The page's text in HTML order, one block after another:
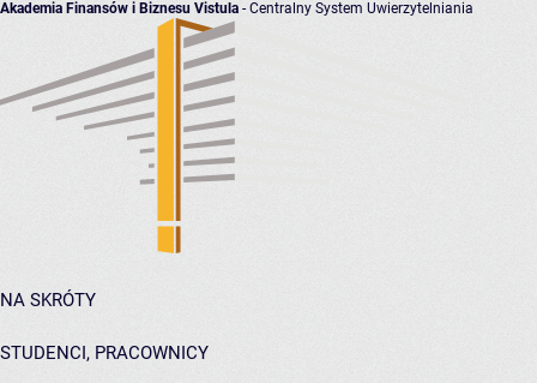
Akademia Finansów i Biznesu Vistula - Centralny System Uwierzytelniania
NA SKRÓTY
STUDENCI, PRACOWNICY